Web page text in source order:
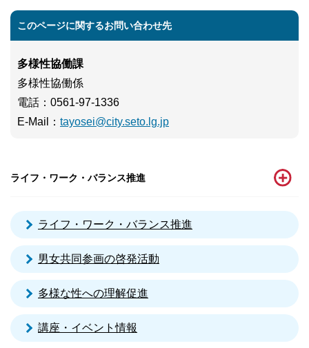
このページに関するお問い合わせ先
多様性協働課
多様性協働係
電話 ：0561-97-1336
E-Mail
： tayosei@city.seto.lg.jp
ライフ・ワーク・バランス推進
ライフ・ワーク・バランス推進
男女共同参画の啓発活動
多様な性への理解促進
講座・イベント情報